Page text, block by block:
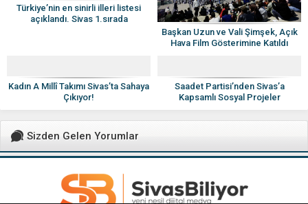
Türkiye’nin en sinirli illeri listesi
açıklandı. Sivas 1.sırada
Başkan Uzun ve Vali Şimşek, Açık
Hava Film Gösterimine Katıldı
Kadın A Millî Takımı Sivas’ta Sahaya
Çıkıyor!
Saadet Partisi’nden Sivas’a
Kapsamlı Sosyal Projeler
Sizden Gelen Yorumlar